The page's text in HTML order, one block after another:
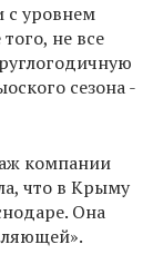
с уровнем
не все
сезона -
компании
что в Крыму
Она